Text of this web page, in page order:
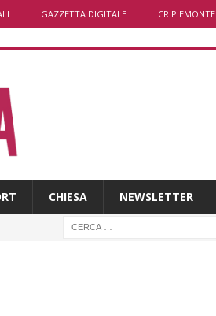
GAZZETTA DIGITALE CR PIEMONTE
CHIESA NEWSLETTER